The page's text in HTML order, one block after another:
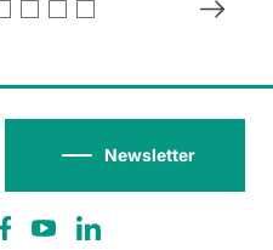
Newsletter